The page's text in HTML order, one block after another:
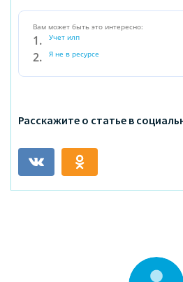
Вам может быть это интересно:
Учет илп
Я не в ресурсе
Расскажите о статье в